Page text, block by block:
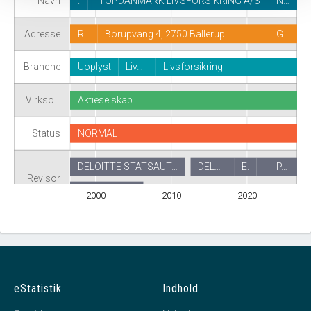
2000 2010 2020
Adresse
Branche
Virkso…
Status
Revisor
R… Borupvang 4, 2750 Ballerup G…
Uoplyst Liv… Livsforsikring
Aktieselskab
NORMAL
DELOITTE STATSAUT… E.
DEL…
CJ Partnership I/S
P…
eStatistik Indhold